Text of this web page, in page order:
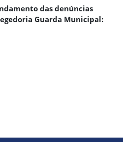
das denúncias
Guarda Municipal: